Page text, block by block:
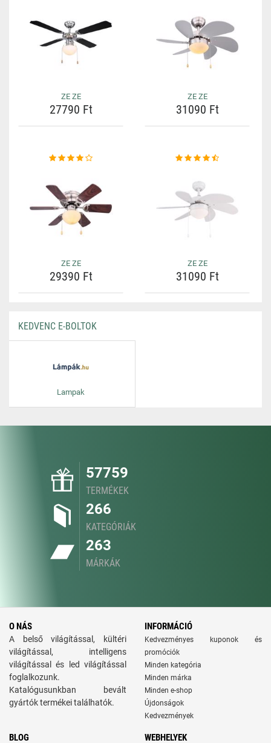
ZE ZE
27790 Ft
ZE ZE
31090 Ft
ZE ZE
29390 Ft
ZE ZE
31090 Ft
KEDVENC E-BOLTOK
Lampak
57759
TERMÉKEK
266
KATEGÓRIÁK
263
MÁRKÁK
O NÁS
A belső világítással, kültéri
világítással, intelligens
világítással és led világítással
foglalkozunk.
Katalógusunkban bevált
gyártók termékei találhatók.
INFORMÁCIÓ
Kedvezményes kuponok és
promóciók
Minden kategória
Minden márka
Minden e-shop
Újdonságok
Kedvezmények
BLOG WEBHELYEK